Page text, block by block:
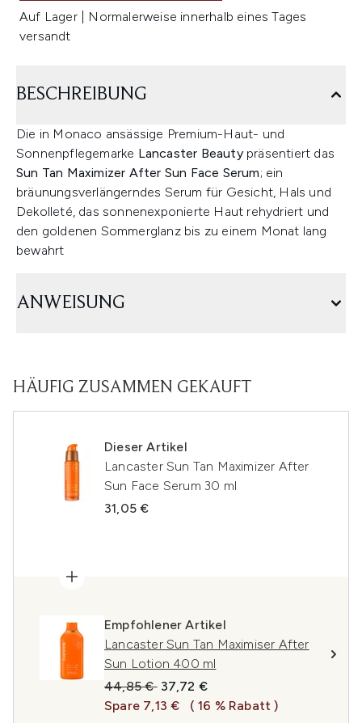
Auf Lager | Normalerweise innerhalb eines Tages
versandt
BESCHREIBUNG
Die in Monaco ansässige Premium-Haut- und
Sonnenpflegemarke Lancaster Beauty präsentiert das
Sun Tan Maximizer After Sun Face Serum; ein
bräunungsverlängerndes Serum für Gesicht, Hals und
Dekolleté, das sonnenexponierte Haut rehydriert und
den goldenen Sommerglanz bis zu einem Monat lang
bewahrt
ANWEISUNG
HÄUFIG ZUSAMMEN GEKAUFT
Dieser Artikel
Lancaster Sun Tan Maximizer After
Sun Face Serum 30 ml
31,05 €
Empfohlener Artikel
Lancaster Sun Tan Maximiser After
Sun Lotion 400 ml
Unverbindliche Preisempfehlung:
44,85 € Aktueller Preis:
37,72 €
Spare 7,13 €
( 16 % Rabatt )